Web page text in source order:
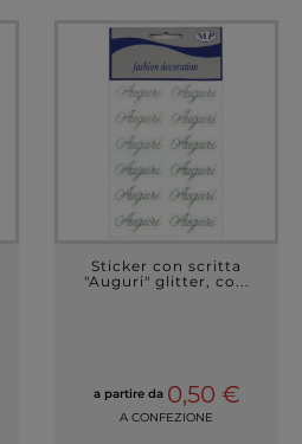
Sticker con scritta
"Auguri" glitter, co...
a partire da 0,50 €
A CONFEZIONE